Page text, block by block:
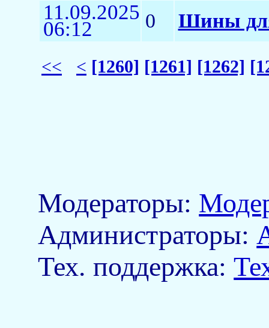
11.09.2025
06:12 0 Шины
<< < [1260] [1261] [1262]
Модераторы:
Aдминистраторы:
Тех. поддержка: